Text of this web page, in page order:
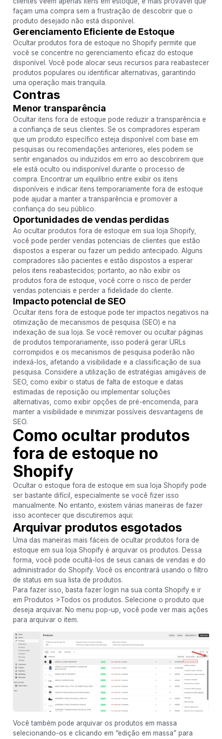
façam uma compra sem a frustração de descobrir que o
produto desejado não está disponível.
Gerenciamento Eficiente de Estoque
Ocultar produtos fora de estoque no Shopify permite que
você se concentre no gerenciamento eficaz do estoque
disponível. Você pode alocar seus recursos para reabastecer
produtos populares ou identificar alternativas, garantindo
uma operação mais tranquila.
Contras
Menor transparência
Ocultar itens fora de estoque pode reduzir a transparência e
a confiança de seus clientes. Se os compradores esperam
que um produto específico esteja disponível com base em
pesquisas ou recomendações anteriores, eles podem se
sentir enganados ou induzidos em erro ao descobrirem que
ele está oculto ou indisponível durante o processo de
compra. Encontrar um equilíbrio entre exibir os itens
disponíveis e indicar itens temporariamente fora de estoque
pode ajudar a manter a transparência e promover a
confiança do seu público.
Oportunidades de vendas perdidas
Ao ocultar produtos fora de estoque em sua loja Shopify,
você pode perder vendas potenciais de clientes que estão
dispostos a esperar ou fazer um pedido antecipado. Alguns
compradores são pacientes e estão dispostos a esperar
pelos itens reabastecidos; portanto, ao não exibir os
produtos fora de estoque, você corre o risco de perder
vendas potenciais e perder a fidelidade do cliente.
Impacto potencial de SEO
Ocultar itens fora de estoque pode ter impactos negativos na
otimização de mecanismos de pesquisa (SEO) e na
indexação de sua loja. Se você remover ou ocultar páginas
de produtos temporariamente, isso poderá gerar URLs
corrompidos e os mecanismos de pesquisa poderão não
indexá-los, afetando a visibilidade e a classificação de sua
pesquisa. Considere a utilização de estratégias amigáveis ​​de
SEO, como exibir o status de falta de estoque e datas
estimadas de reposição ou implementar soluções
alternativas, como exibir opções de pré-encomenda, para
manter a visibilidade e minimizar possíveis desvantagens de
SEO.
Como ocultar produtos
fora de estoque no
Shopify
Ocultar o estoque fora de estoque em sua loja Shopify pode
ser bastante difícil, especialmente se você fizer isso
manualmente. No entanto, existem várias maneiras de fazer
isso acontecer que discutiremos aqui:
Arquivar produtos esgotados
Uma das maneiras mais fáceis de ocultar produtos fora de
estoque em sua loja Shopify é arquivar os produtos. Dessa
forma, você pode ocultá-los de seus canais de vendas e do
administrador do Shopify. Você os encontrará usando o filtro
de status em sua lista de produtos.
Para fazer isso, basta fazer login na sua conta Shopify e ir
em Produtos >Todos os produtos. Selecione o produto que
deseja arquivar. No menu pop-up, você pode ver mais ações
para arquivar o item.
Você também pode arquivar os produtos em massa
selecionando-os e clicando em “edição em massa” para